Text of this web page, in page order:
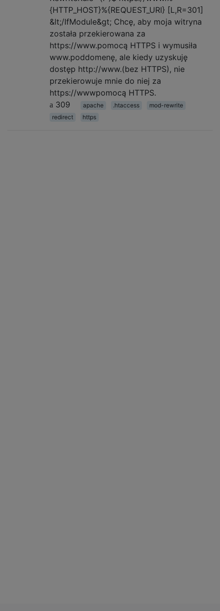
{HTTP_HOST}%{REQUEST_URI} [L,R=301]
&lt;/IfModule&gt; Chcę, aby moja witryna
została przekierowana za
https://www.pomocą HTTPS i wymusiła
www.poddomenę, ale kiedy uzyskuję
dostęp http://www.(bez HTTPS), nie
przekierowuje mnie do niej za
https://wwwpomocą HTTPS.
309
apache .htaccess
mod-rewrite
redirect
https